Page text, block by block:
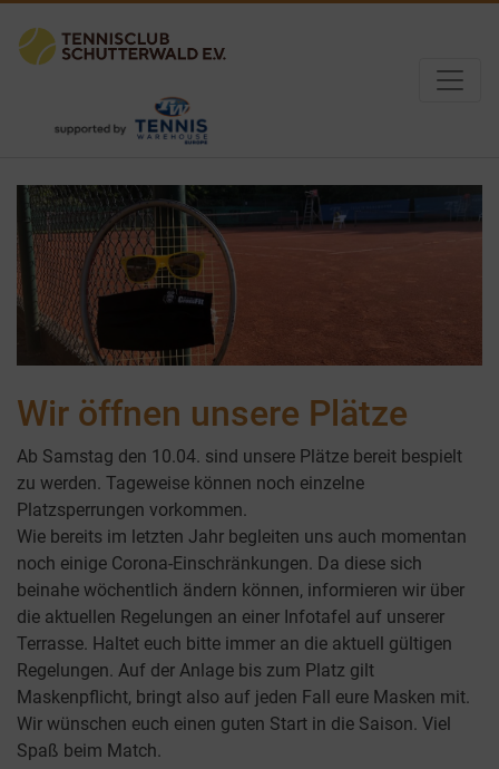
Wir öffnen unsere Plätze
Ab Samstag den 10.04. sind unsere Plätze bereit bespielt
zu werden. Tageweise können noch einzelne
Platzsperrungen vorkommen.
Wie bereits im letzten Jahr begleiten uns auch momentan
noch einige Corona-Einschränkungen. Da diese sich
beinahe wöchentlich ändern können, informieren wir über
die aktuellen Regelungen an einer Infotafel auf unserer
Terrasse. Haltet euch bitte immer an die aktuell gültigen
Regelungen. Auf der Anlage bis zum Platz gilt
Maskenpflicht, bringt also auf jeden Fall eure Masken mit.
Wir wünschen euch einen guten Start in die Saison. Viel
Spaß beim Match.